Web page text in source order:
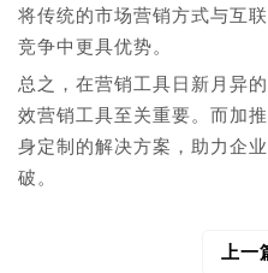
将传统的市场营销方式与互
竞争中更具优势。
总之，在营销工具日新月异
效营销工具至关重要。而加
身定制的解决方案，助力企
破。
上一